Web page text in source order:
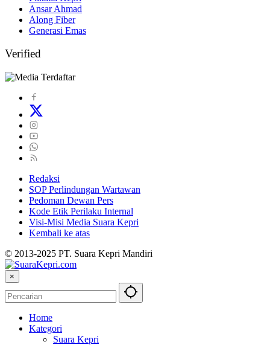
Ansar Ahmad
Along Fiber
Generasi Emas
Verified
Redaksi
SOP Perlindungan Wartawan
Pedoman Dewan Pers
Kode Etik Perilaku Internal
Visi-Misi Media Suara Kepri
Kembali ke atas
© 2013-2025 PT. Suara Kepri Mandiri
×
Home
Kategori
Suara Kepri